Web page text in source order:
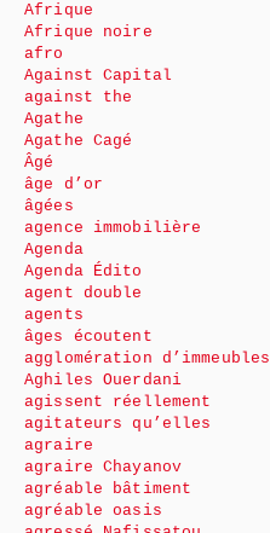
Afrique
Afrique noire
afro
Against Capital
against the
Agathe
Agathe Cagé
Âgé
âge d’or
âgées
agence immobilière
Agenda
Agenda Édito
agent double
agents
âges écoutent
agglomération d’immeubles
Aghiles Ouerdani
agissent réellement
agitateurs qu’elles
agraire
agraire Chayanov
agréable bâtiment
agréable oasis